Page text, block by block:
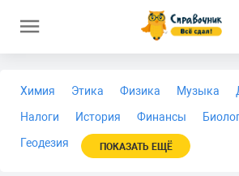
Химия Этика Физика Музыка
Налоги
История Финансы
Геодезия
ПОКАЗАТЬ ЕЩЁ